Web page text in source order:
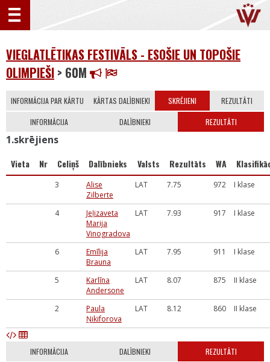
VIEGLATLĒTIKAS FESTIVĀLS - ESOŠIE UN TOPOŠIE
OLIMPIEŠI > 60M
INFORMĀCIJA PAR KĀRTU KĀRTAS DALĪBNIEKI SKRĒJIENI REZULTĀTI
INFORMĀCIJA DALĪBNIEKI REZULTĀTI
1.skrējiens
Vieta Nr Celiņš Dalībnieks Valsts Rezultāts WA
3
Alise
Zilberte
LAT 7.75 972 I klase
4
Jeļizaveta
Marija
Vinogradova
LAT 7.93 917 I klase
6
Emīlija
Brauna
LAT 7.95 911 I klase
5
Karlīna
Andersone
LAT 8.07 875 II klase
2
Paula
Ņikiforova
LAT 8.12 860 II klase
INFORMĀCIJA DALĪBNIEKI REZULTĀTI